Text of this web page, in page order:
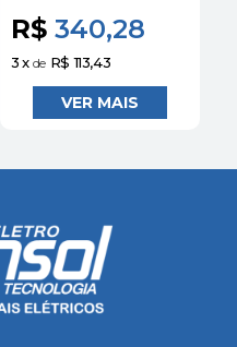
R$ 340,28
3x de R$ 113,43